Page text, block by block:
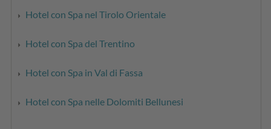
Hotel con Spa nel Tirolo Orientale
Hotel con Spa del Trentino
Hotel con Spa in Val di Fassa
Hotel con Spa nelle Dolomiti Bellunesi